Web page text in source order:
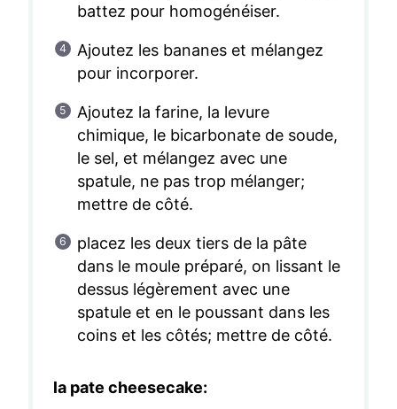
battez pour homogénéiser.
Ajoutez les bananes et mélangez
pour incorporer.
Ajoutez la farine, la levure
chimique, le bicarbonate de soude,
le sel, et mélangez avec une
spatule, ne pas trop mélanger;
mettre de côté.
placez les deux tiers de la pâte
dans le moule préparé, on lissant le
dessus légèrement avec une
spatule et en le poussant dans les
coins et les côtés; mettre de côté.
la pate cheesecake: